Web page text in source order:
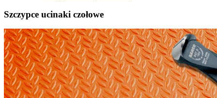
Szczypce ucinaki czołowe